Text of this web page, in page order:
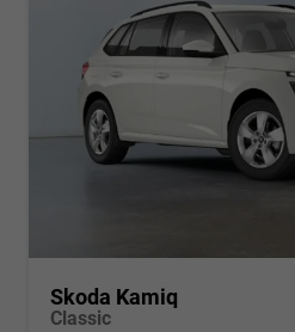
Skoda Kamiq
Classic